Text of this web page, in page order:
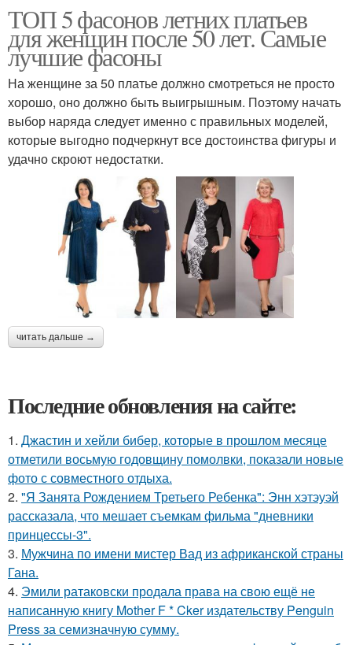
ТОП 5 фасонов летних платьев
для женщин после 50 лет. Самые
лучшие фасоны
На женщине за 50 платье должно смотреться не просто
хорошо, оно должно быть выигрышным. Поэтому начать
выбор наряда следует именно с правильных моделей,
которые выгодно подчеркнут все достоинства фигуры и
удачно скроют недостатки.
читать дальше →
Последние обновления на сайте:
1. Джастин и хейли бибер, которые в прошлом месяце
отметили восьмую годовщину помолвки, показали новые
фото с совместного отдыха.
2. "Я Занята Рождением Третьего Ребенка": Энн хэтэуэй
рассказала, что мешает съемкам фильма "дневники
принцессы-3".
3. Мужчина по имени мистер Вад из африканской страны
Гана.
4. Эмили ратаковски продала права на свою ещё не
написанную книгу Mother F * Cker издательству Penguin
Press за семизначную сумму.